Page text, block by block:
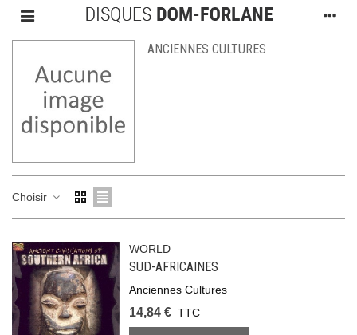
ANCIENNES CULTURES
Choisir
WORLD
SUD-AFRICAINES
Anciennes Cultures
14,84 € TTC